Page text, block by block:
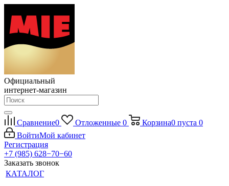
Официальный
интернет-магазин
Сравнение0 Отложенные 0 Корзина0 пуста 0
ВойтиМой кабинет
Регистрация
+7 (985) 628−70−60
Заказать звонок
КАТАЛОГ